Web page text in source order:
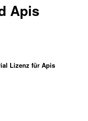
Apis
Lizenz für Apis